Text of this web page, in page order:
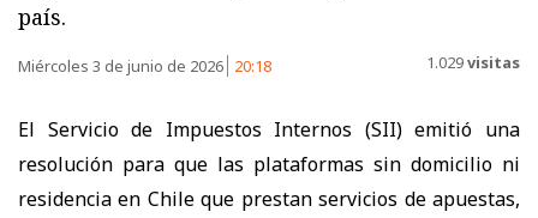
país.
Miércoles 3 de junio de 2026 20:18 1.029visitas
El Servicio de Impuestos Internos (SII) emitió una
resolución para que las plataformas sin domicilio ni
residencia en Chile que prestan servicios de apuestas,